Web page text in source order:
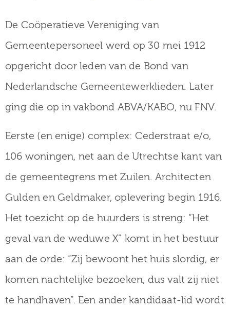
De Coöperatieve Vereniging van
Gemeentepersoneel werd op 30 mei 1912
opgericht door leden van de Bond van
Nederlandsche Gemeentewerklieden. Later
ging die op in vakbond ABVA/KABO, nu FNV.
Eerste (en enige) complex: Cederstraat e/o,
106 woningen, net aan de Utrechtse kant van
de gemeentegrens met Zuilen. Architecten
Gulden en Geldmaker, oplevering begin 1916.
Het toezicht op de huurders is streng: “Het
geval van de weduwe X” komt in het bestuur
aan de orde: “Zij bewoont het huis slordig, er
komen nachtelijke bezoeken, dus valt zij niet
te handhaven”. Een ander kandidaat-lid wordt